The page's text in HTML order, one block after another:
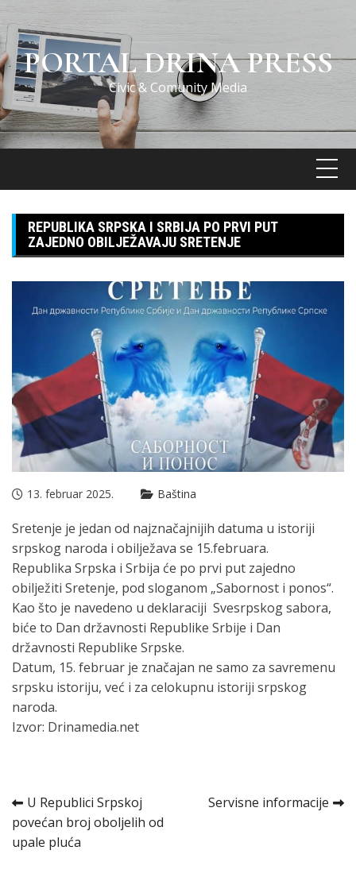
Skip
to
contentPORTAL DRINA PRESS
Civic & Comunity Media
REPUBLIKA SRPSKA I SRBIJA PO PRVI PUT
ZAJEDNO OBILJEŽAVAJU SRETENJE
13. februar 2025. Baština
Sretenje je jedan od najznačajnijih datuma u istoriji
srpskog naroda i obilježava se 15.februara.
Republika Srpska i Srbija će po prvi put zajedno
obilježiti Sretenje, pod sloganom „Sabornost i ponos“.
Kao što je navedeno u deklaraciji Svesrpskog sabora,
biće to Dan državnosti Republike Srbije i Dan
državnosti Republike Srpske.
Datum, 15. februar je značajan ne samo za savremenu
srpsku istoriju, već i za celokupnu istoriji srpskog
naroda.
Izvor: Drinamedia.net
Kretanje
članka
U Republici Srpskoj
povećan broj oboljelih od
upale pluća
Servisne informacije